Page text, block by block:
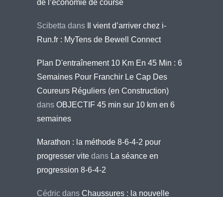
de l’économie de course
Scibetta dans
Il vient d’arriver chez i-
Run.fr : MyTens de Bewell Connect
Plan D'entraînement 10 Km En 45 Min : 6
Semaines Pour Franchir Le Cap Des
Coureurs Réguliers (en Construction)
dans OBJECTIF 45 min sur 10 km en 6
semaines
Marathon : la méthode 8-6-4-2 pour
progresser vite dans La séance en
progression 8-6-4-2
Cédric dans Chaussures : la nouvelle